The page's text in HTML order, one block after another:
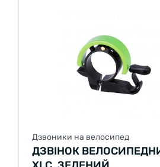
Дзвоники на велосипед
ДЗВІНОК